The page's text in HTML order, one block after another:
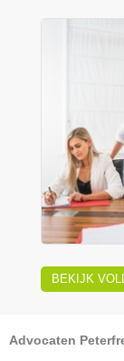
BEKIJK
Advocaten